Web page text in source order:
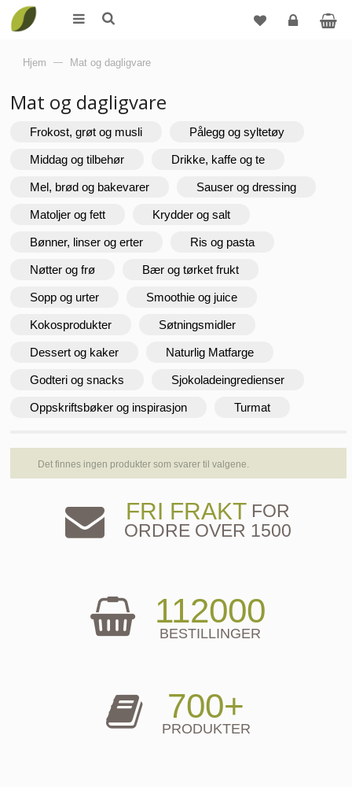
Hjem — Mat og dagligvare
Mat og dagligvare
Frokost, grøt og musli Pålegg og syltetøy
Middag og tilbehør Drikke, kaffe og te
Mel, brød og bakevarer Sauser og dressing
Matoljer og fett Krydder og salt
Bønner, linser og erter Ris og pasta
Nøtter og frø Bær og tørket frukt
Sopp og urter Smoothie og juice
Kokosprodukter Søtningsmidler
Dessert og kaker Naturlig Matfarge
Godteri og snacks Sjokoladeingredienser
Oppskriftsbøker og inspirasjon Turmat
Det finnes ingen produkter som svarer til valgene.
FRI FRAKTFOR
ORDRE OVER 1500
112000
BESTILLINGER
700+
PRODUKTER